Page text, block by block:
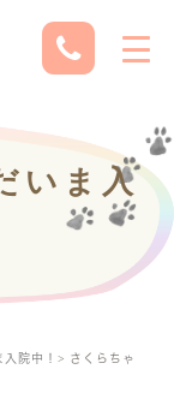
いま入
院中！ さくらちゃ